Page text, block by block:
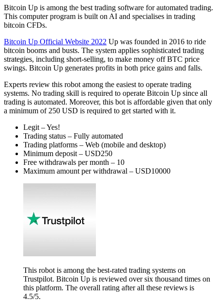
Bitcoin Up is among the best trading software for automated trading.
This computer program is built on AI and specialises in trading
bitcoin CFDs.
Bitcoin Up Official Website 2022 Up was founded in 2016 to ride
bitcoin booms and busts. The system applies sophisticated trading
strategies, including short-selling, to make money off BTC price
swings. Bitcoin Up generates profits in both price gains and falls.
Experts review this robot among the easiest to operate trading
systems. No trading skill is required to operate Bitcoin Up since all
trading is automated. Moreover, this bot is affordable given that only
a minimum of 250 USD is required to get started with it.
Legit – Yes!
Trading status – Fully automated
Trading platforms – Web (mobile and desktop)
Minimum deposit – USD250
Free withdrawals per month – 10
Maximum amount per withdrawal – USD10000
This robot is among the best-rated trading systems on
Trustpilot. Bitcoin Up is reviewed over six thousand times on
this platform. The overall rating after all these reviews is
4.5/5.